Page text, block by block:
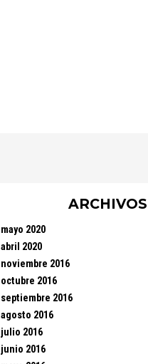
ARCHIVOS
mayo 2020
abril 2020
noviembre 2016
octubre 2016
septiembre 2016
agosto 2016
julio 2016
junio 2016